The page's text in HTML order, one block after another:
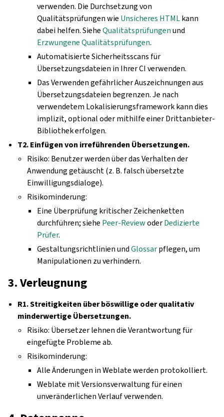
verwenden. Die Durchsetzung von
Qualitätsprüfungen wie Unsicheres HTMLkann
dabei helfen. SieheQualitätsprüfungenund
Erzwungene Qualitätsprüfungen.
Automatisierte Sicherheitsscans für
Übersetzungsdateien in Ihrer CI verwenden.
Das Verwenden gefährlicher Auszeichnungen aus
Übersetzungsdateien begrenzen. Je nach
verwendetem Lokalisierungsframework kann dies
implizit, optional oder mithilfe einer Drittanbieter-
Bibliothek erfolgen.
T2. Einfügen von irreführenden Übersetzungen.
Risiko: Benutzer werden über das Verhalten der
Anwendung getäuscht (z. B. falsch übersetzte
Einwilligungsdialoge).
Risikominderung:
Eine Überprüfung kritischer Zeichenketten
durchführen; siehe Peer-ReviewoderDedizierte
Prüfer.
Gestaltungsrichtlinien undGlossarpflegen, um
Manipulationen zu verhindern.
3. Verleugnung
R1. Streitigkeiten über böswillige oder qualitativ
minderwertige Übersetzungen.
Risiko: Übersetzer lehnen die Verantwortung für
eingefügte Probleme ab.
Risikominderung:
Alle Änderungen in Weblate werden protokolliert.
Weblate mit Versionsverwaltung für einen
unveränderlichen Verlauf verwenden.